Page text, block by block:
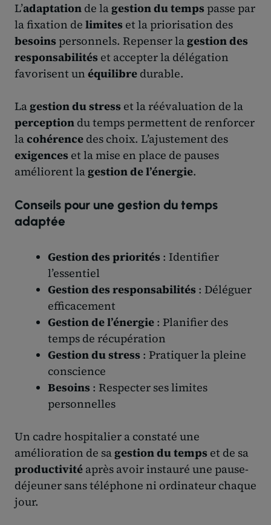
L’adaptation de lagestion du temps passe par
la fixation de limites et la priorisation des
besoins personnels. Repenser lagestion des
responsabilités et accepter la délégation
favorisent un équilibre durable.
Lagestion du stress et la réévaluation de la
perception du temps permettent de renforcer
lacohérence des choix. L’ajustement des
exigences et la mise en place de pauses
améliorent lagestion de l’énergie.
Conseils pour une gestion du temps
adaptée
Gestion des priorités: Identifier
l’essentiel
Gestion des responsabilités: Déléguer
efficacement
Gestion de l’énergie: Planifier des
temps de récupération
Gestion du stress: Pratiquer la pleine
conscience
Besoins: Respecter ses limites
personnelles
Un cadre hospitalier a constaté une
amélioration de sagestion du temps et de sa
productivité après avoir instauré une pause-
déjeuner sans téléphone ni ordinateur chaque
jour.